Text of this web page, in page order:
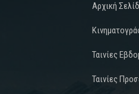
Αρχική
Ταινίες
Ταινίες